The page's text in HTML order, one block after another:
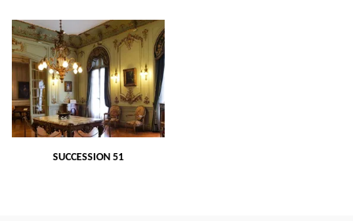
SUCCESSION 51